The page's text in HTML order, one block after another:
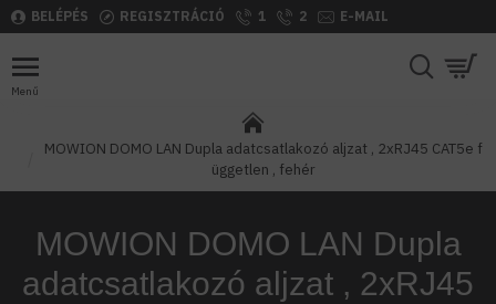
BELÉPÉS REGISZTRÁCIÓ 1 2 E-MAIL
MOWION DOMO LAN Dupla adatcsatlakozó aljzat , 2xRJ45 CAT5e f
üggetlen , fehér
MOWION DOMO LAN Dupla
adatcsatlakozó aljzat , 2xRJ45